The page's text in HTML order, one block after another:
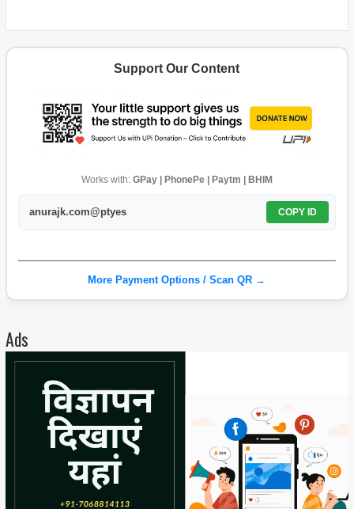
Support Our Content
Works with: GPay | PhonePe | Paytm | BHIM
anurajk.com@ptyes COPY ID
More Payment Options / Scan QR →
Ads